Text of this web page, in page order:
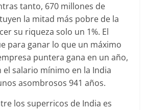
tanto, 670 millones de
la mitad más pobre de la
su riqueza solo un 1%. El
para ganar lo que un máximo
puntera gana en un año,
salario mínimo en la India
asombrosos 941 años.
los superricos de India es